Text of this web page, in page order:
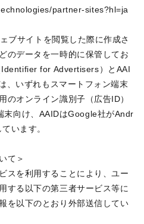
partner-sites?hl=ja
ブサイトを閲覧した際に作成さ
のデータを一時的に保管してお
Identifier for Advertisers）とAAI
、いずれもスマートフォン端末
のオンライン識別子（広告ID）
末向け、AAIDはGoogle社がAndr
います。
て＞
スを利用することにより、ユー
する以下の第三者サービス等に
を以下のとおり外部送信してい